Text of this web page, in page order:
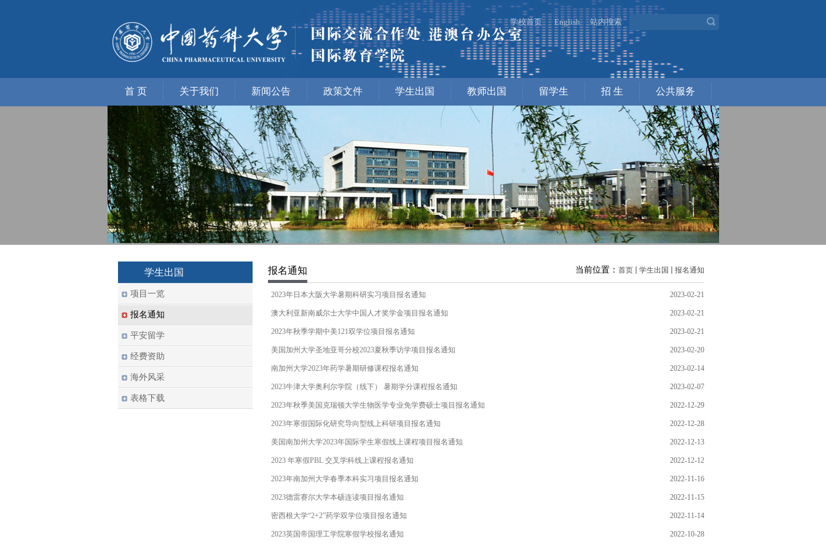
站内搜索
学校首页 English
首 页 关于我们 新闻公告 政策文件 学生出国 教师出国 留学生 招 生 公共服务
学生出国
项目一览
报名通知
平安留学
经费资助
海外风采
表格下载
报名通知 当前位置： 首页 学生出国 报名通知
2023年日本大阪大学暑期科研实习项目报名通知 2023-02-21
澳大利亚新南威尔士大学中国人才奖学金项目报名通知 2023-02-21
2023年秋季学期中美121双学位项目报名通知 2023-02-21
美国加州大学圣地亚哥分校2023夏秋季访学项目报名通知 2023-02-20
南加州大学2023年药学暑期研修课程报名通知 2023-02-14
2023牛津大学奥利尔学院（线下） 暑期学分课程报名通知 2023-02-07
2023年秋季美国克瑞顿大学生物医学专业免学费硕士项目报名通知 2022-12-29
2023年寒假国际化研究导向型线上科研项目报名通知 2022-12-28
美国南加州大学2023年国际学生寒假线上课程项目报名通知 2022-12-13
2023 年寒假PBL 交叉学科线上课程报名通知 2022-12-12
2023年南加州大学春季本科实习项目报名通知 2022-11-16
2023德雷赛尔大学本硕连读项目报名通知 2022-11-15
密西根大学“2+2”药学双学位项目报名通知 2022-11-14
2023英国帝国理工学院寒假学校报名通知 2022-10-28